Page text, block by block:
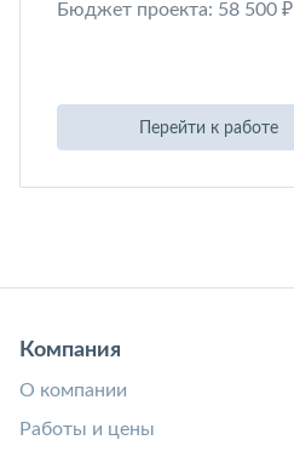
Бюджет проекта: 58 500 ₽
Перейти к работе
Компания
О компании
Работы и цены